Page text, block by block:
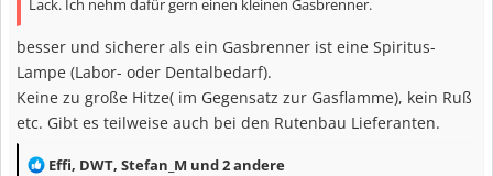
Lack. Ich nehm dafür gern einen kleinen Gasbrenner.
besser und sicherer als ein Gasbrenner ist eine Spiritus-
Lampe (Labor- oder Dentalbedarf).
Keine zu große Hitze( im Gegensatz zur Gasflamme), kein Ruß
etc. Gibt es teilweise auch bei den Rutenbau Lieferanten.
R
Effi, DWT, Stefan_M und 2 andere